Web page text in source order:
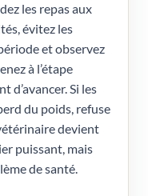
les repas aux
évitez les
et observez
à l’étape
d’avancer. Si les
du poids, refuse
devient
puissant, mais
de santé.